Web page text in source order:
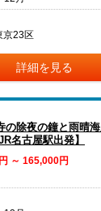
京23区
詳細を見る
の除夜の鐘と雨晴
名古屋駅出発】
～ 165,000円